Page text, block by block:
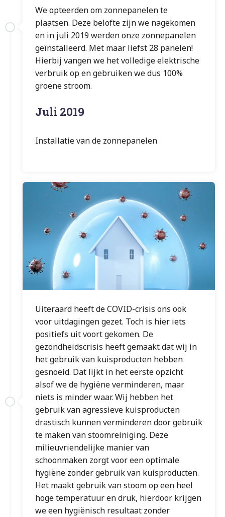
We opteerden om zonnepanelen te
plaatsen. Deze belofte zijn we nagekomen
en in juli 2019 werden onze zonnepanelen
geïnstalleerd. Met maar liefst 28 panelen!
Hierbij vangen we het volledige elektrische
verbruik op en gebruiken we dus 100%
groene stroom.
Juli 2019
Installatie van de zonnepanelen
Uiteraard heeft de COVID-crisis ons ook
voor uitdagingen gezet. Toch is hier iets
positiefs uit voort gekomen. De
gezondheidscrisis heeft gemaakt dat wij in
het gebruik van kuisproducten hebben
gesnoeid. Dat lijkt in het eerste opzicht
alsof we de hygiëne verminderen, maar
niets is minder waar. Wij hebben het
gebruik van agressieve kuisproducten
drastisch kunnen verminderen door gebruik
te maken van stoomreiniging. Deze
milieuvriendelijke manier van
schoonmaken zorgt voor een optimale
hygiëne zonder gebruik van kuisproducten.
Het maakt gebruik van stoom op een heel
hoge temperatuur en druk, hierdoor krijgen
we een hygiënisch resultaat zonder